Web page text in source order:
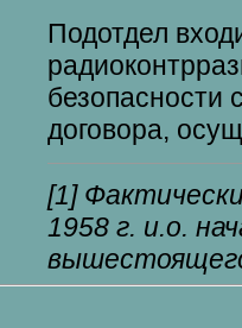
Подотдел
безопасности
договора,
[1]
1958 г. и.о.